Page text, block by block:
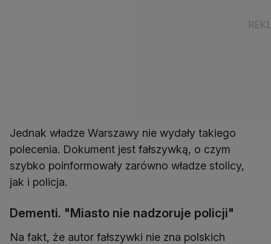
Jednak władze Warszawy nie wydały takiego
polecenia. Dokument jest fałszywką, o czym
szybko poinformowały zarówno władze stolicy,
jak i policja.
Dementi. "Miasto nie nadzoruje policji"
Na fakt, że autor fałszywki nie zna polskich